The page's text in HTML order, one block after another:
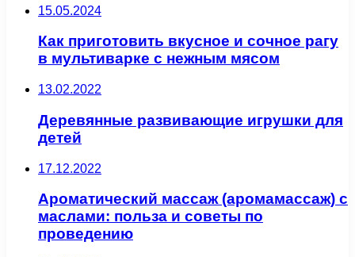
15.05.2024
Как приготовить вкусное и сочное рагу
в мультиварке с нежным мясом
13.02.2022
Деревянные развивающие игрушки для
детей
17.12.2022
Ароматический массаж (аромамассаж) с
маслами: польза и советы по
проведению